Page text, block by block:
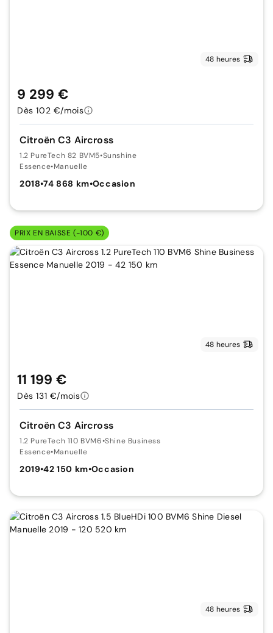
48 heures
Citroën C3 Aircross
1.2 PureTech 82 BVM5•Sunshine
Essence•Manuelle
2018•74 868 km•Occasion
9 299 €
Dès 102 €/mois
PRIX EN BAISSE (-100 €)
48 heures
Citroën C3 Aircross
1.2 PureTech 110 BVM6•Shine Business
Essence•Manuelle
2019•42 150 km•Occasion
11 199 €
Dès 131 €/mois
48 heures